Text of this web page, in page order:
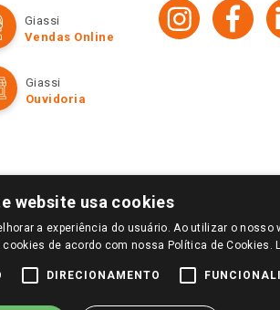
Giassi
Vendas Online
Giassi
Ouvidoria
SUA PREFERÊNCIA. SOMENTE APÓS O LOGIN, OS
COMPRAS REALIZADAS NO GIASSI.COM.BR E NA LOJA
DE BUSCAS.
website usa cookies
a experiência do usuário. Ao utilizar o nosso
de acordo com nossa Política de Cookies.
DIRECIONAMENTO